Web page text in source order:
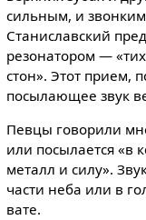
сильным, и
Станиславский
резонатором —
стон». Этот прием,
посылающее звук
Певцы говорили
или посылается «в
металл и силу».
части неба или в
вате.